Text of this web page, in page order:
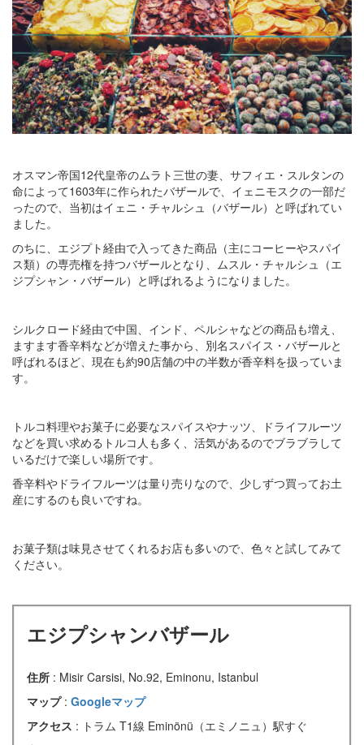
オスマン帝国12代皇帝のムラト三世の妻、サフィエ・スルタンの
命によって1603年に作られたバザールで、イェニモスクの一部だ
ったので、当初はイェニ・チャルシュ（バザール）と呼ばれてい
ました。
のちに、エジプト経由で入ってきた商品（主にコーヒーやスパイ
ス類）の専売権を持つバザールとなり、ムスル・チャルシュ（エ
ジプシャン・バザール）と呼ばれるようになりました。
シルクロード経由で中国、インド、ペルシャなどの商品も増え、
ますます香辛料などが増えた事から、別名スパイス・バザールと
呼ばれるほど、現在も約90店舗の中の半数が香辛料を扱っていま
す。
トルコ料理やお菓子に必要なスパイスやナッツ、ドライフルーツ
などを買い求めるトルコ人も多く、活気があるのでブラブラして
いるだけで楽しい場所です。
香辛料やドライフルーツは量り売りなので、少しずつ買ってお土
産にするのも良いですね。
お菓子類は味見させてくれるお店も多いので、色々と試してみて
ください。
エジプシャンバザール
住所 : Misir Carsisi, No.92, Eminonu, Istanbul
マップ : Googleマップ
アクセス : トラム T1線 Eminönü（エミノニュ）駅すぐ